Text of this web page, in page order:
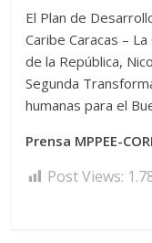
El Plan de
Caribe Caracas –
de la República,
Segunda
humanas para el
Prensa MPPEE-
Post Views: